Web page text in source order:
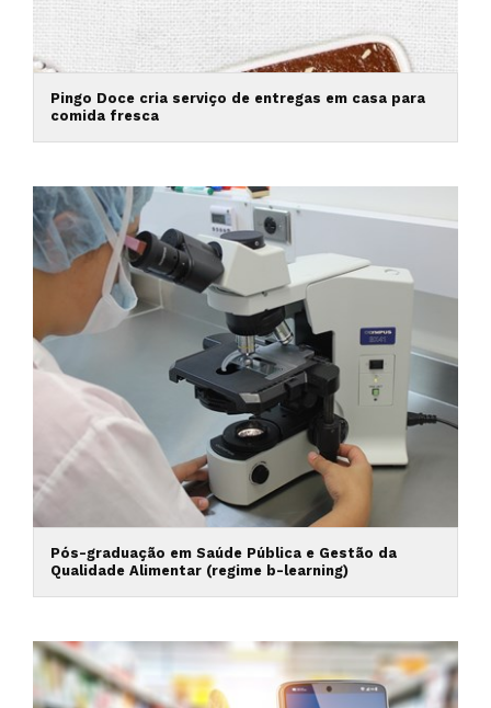
Pingo Doce cria serviço de entregas em casa para
comida fresca
Pós-graduação em Saúde Pública e Gestão da
Qualidade Alimentar (regime b-learning)